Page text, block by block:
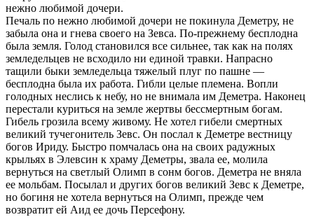
нежно любимой дочери.
Печаль по нежно любимой дочери не покинула Деметру, не
забыла она и гнева своего на Зевса. По-прежнему бесплодна
была земля. Голод становился все сильнее, так как на полях
земледельцев не всходило ни единой травки. Напрасно
тащили быки земледельца тяжелый плуг по пашне —
бесплодна была их работа. Гибли целые племена. Вопли
голодных неслись к небу, но не внимала им Деметра. Наконец
перестали куриться на земле жертвы бессмертным богам.
Гибель грозила всему живому. Не хотел гибели смертных
великий тучегонитель Зевс. Он послал к Деметре вестницу
богов Ириду. Быстро помчалась она на своих радужных
крыльях в Элевсин к храму Деметры, звала ее, молила
вернуться на светлый Олимп в сонм богов. Деметра не вняла
ее мольбам. Посылал и других богов великий Зевс к Деметре,
но богиня не хотела вернуться на Олимп, прежде чем
возвратит ей Аид ее дочь Персефону.